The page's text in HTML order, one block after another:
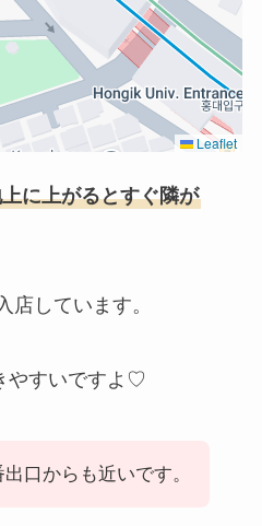
Leaflet
に上がるとすぐ隣が
店しています。
やすいですよ♡
口からも近いです。